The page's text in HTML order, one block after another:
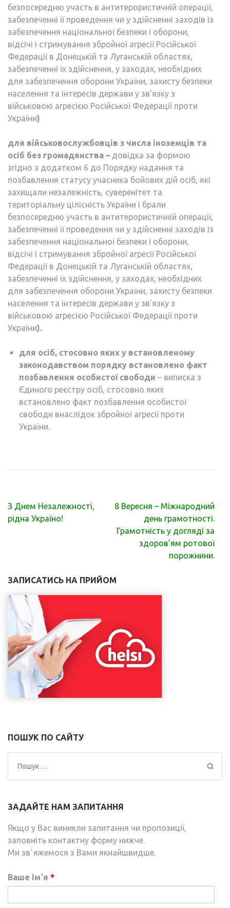
безпосередню участь в антитерористичній операції,
забезпеченні її проведення чи у здійсненні заходів із
забезпечення національної безпеки і оборони,
відсічі і стримування збройної агресії Російської
Федерації в Донецькій та Луганській областях,
забезпеченні їх здійснення, у заходах, необхідних
для забезпечення оборони України, захисту безпеки
населення та інтересів держави у зв’язку з
військовою агресією Російської Федерації проти
України)
для військовослужбовців з числа іноземців та
осіб без громадянства – довідка за формою
згідно з додатком 6 до Порядку надання та
позбавлення статусу учасника бойових дій осіб, які
захищали незалежність, суверенітет та
територіальну цілісність України і брали
безпосередню участь в антитерористичній операції,
забезпеченні її проведення чи у здійсненні заходів із
забезпечення національної безпеки і оборони,
відсічі і стримування збройної агресії Російської
Федерації в Донецькій та Луганській областях,
забезпеченні їх здійснення, у заходах, необхідних
для забезпечення оборони України, захисту безпеки
населення та інтересів держави у зв’язку з
військовою агресією Російської Федерації проти
України).
для осіб, стосовно яких у встановленому
законодавством порядку встановлено факт
позбавлення особистої свободи – виписка з
Єдиного реєстру осіб, стосовно яких
встановлено факт позбавлення особистої
свободи внаслідок збройної агресії проти
України.
Навігація
записів
З Днем Незалежності,
рідна Україно!
8 Вересня – Міжнародний
день грамотності.
Грамотність у догляді за
здоров’ям ротової
порожнини.
ЗАПИСАТИСЬ НА ПРИЙОМ
ПОШУК ПО САЙТУ
Пошук:
ЗАДАЙТЕ НАМ ЗАПИТАННЯ
Якщо у Вас виникли запитання чи пропозиції,
заповніть контактну форму нижче.
Ми звʼяжемося з Вами якнайшвидше.
Ваше Імʼя *